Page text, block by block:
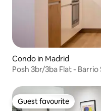
Condo in Madrid
Posh 3br/3ba Flat -
Guest favourite
Guest favourite